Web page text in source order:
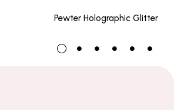
Pewter Holographic Glitter